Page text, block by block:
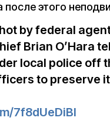
этого
by federal
Brian O’Hara
local police off
to preserve
7f8dUeDiBI